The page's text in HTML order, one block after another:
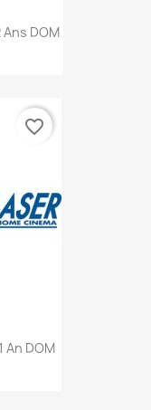
DOM
DOM
favorite_border